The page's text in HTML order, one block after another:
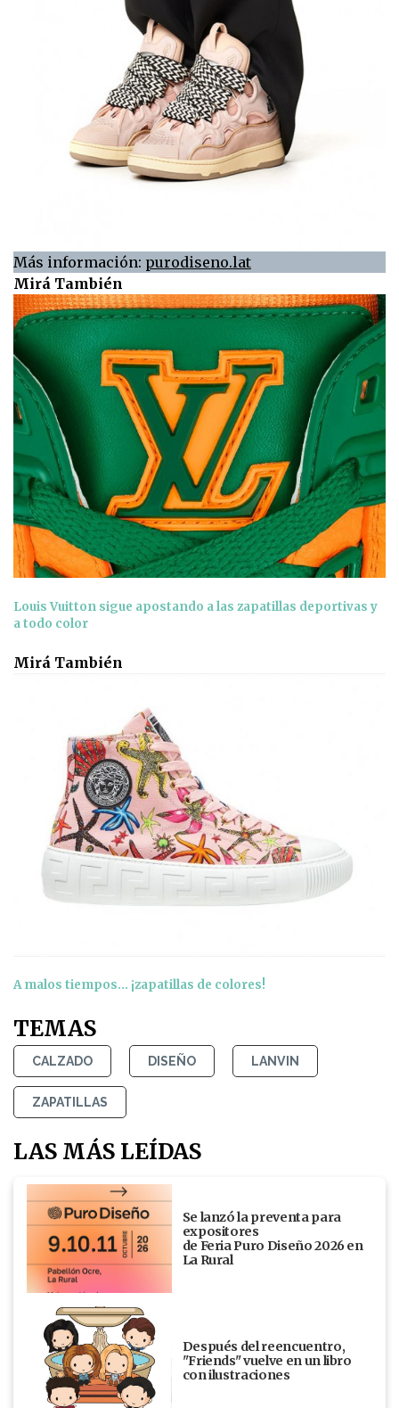
Más información: purodiseno.lat
Mirá También
Louis Vuitton sigue apostando a las zapatillas deportivas y
a todo color
Mirá También
A malos tiempos… ¡zapatillas de colores!
TEMAS
CALZADO DISEÑO LANVIN
ZAPATILLAS
LAS MÁS LEÍDAS
Se lanzó la preventa para
expositores
de Feria Puro Diseño 2026 en
La Rural
Después del reencuentro,
"Friends" vuelve en un libro
con ilustraciones